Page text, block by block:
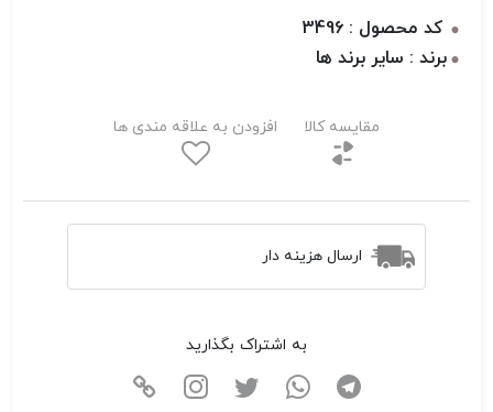
کد محصول : 3496
برند : سایر برند ها
مقایسه کالا افزودن به علاقه مندی ها
ارسال هزینه دار
به اشتراک بگذارید